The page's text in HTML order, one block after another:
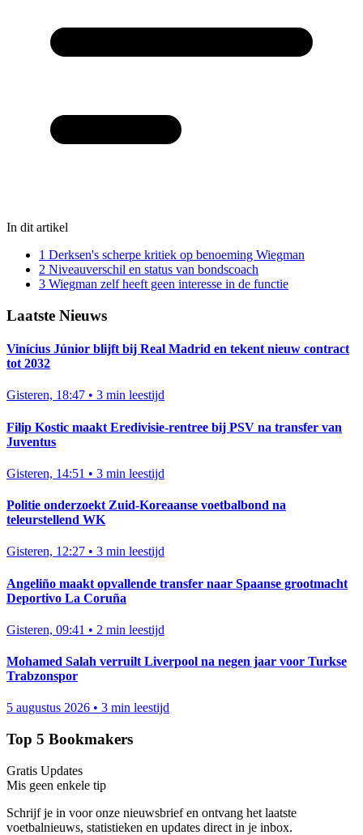
In dit artikel
1 Derksen's scherpe kritiek op benoeming Wiegman
2 Niveauverschil en status van bondscoach
3 Wiegman zelf heeft geen interesse in de functie
Laatste Nieuws
Vinícius Júnior blijft bij Real Madrid en tekent nieuw contract
tot 2032
Gisteren, 18:47 • 3 min leestijd
Filip Kostic maakt Eredivisie-rentree bij PSV na transfer van
Juventus
Gisteren, 14:51 • 3 min leestijd
Politie onderzoekt Zuid-Koreaanse voetbalbond na
teleurstellend WK
Gisteren, 12:27 • 3 min leestijd
Angeliño maakt opvallende transfer naar Spaanse grootmacht
Deportivo La Coruña
Gisteren, 09:41 • 2 min leestijd
Mohamed Salah verruilt Liverpool na negen jaar voor Turkse
Trabzonspor
5 augustus 2026 • 3 min leestijd
Top 5 Bookmakers
Gratis Updates
Mis geen enkele tip
Schrijf je in voor onze nieuwsbrief en ontvang het laatste
voetbalnieuws, statistieken en updates direct in je inbox.